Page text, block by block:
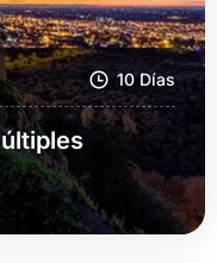
10 Días